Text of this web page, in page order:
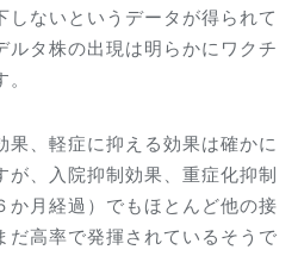
しないというデータが得られて
ルタ株の出現は明らかにワクチ
果、軽症に抑える効果は確かに
、入院抑制効果、重症化抑制
か月経過）でもほとんど他の接
だ高率で発揮されているそうで